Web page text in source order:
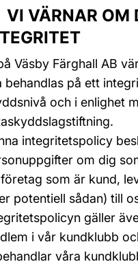
VÄRNAR OM
Väsby Färghall AB
behandlas på ett
och i enlighet
integritetspolicy
om dig
som är kund,
potentiell sådan) till
gäller
i vår kundklubb
våra